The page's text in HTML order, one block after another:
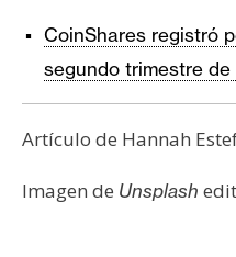
CoinShares registró
segundo trimestre
Artículo de Hannah
Imagen de Unsplash